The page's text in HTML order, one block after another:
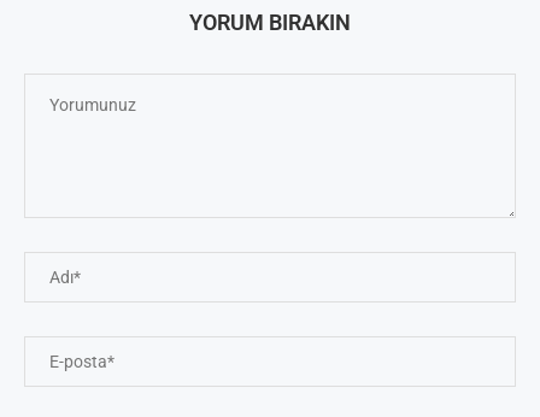
YORUM BIRAKIN